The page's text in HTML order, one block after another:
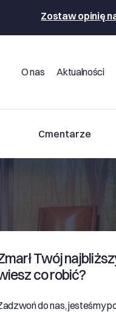
Zostaw opinię
O nas Aktualności
Cmentarze
Twój
co robić?
do nas, jesteśmy